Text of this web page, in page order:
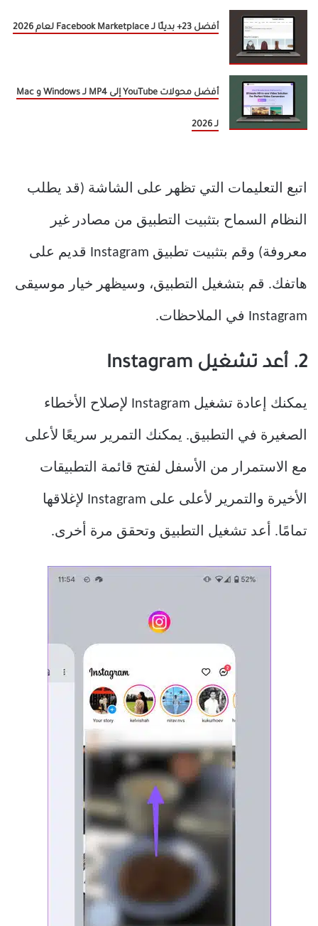
أفضل 23+ بديلًا لـ Facebook Marketplace لعام 2026
أفضل محولات YouTube إلى MP4 لـ Windows و Mac
لـ 2026
اتبع التعليمات التي تظهر على الشاشة (قد يطلب
النظام السماح بتثبيت التطبيق من مصادر غير
معروفة) وقم بتثبيت تطبيق Instagram قديم على
هاتفك. قم بتشغيل التطبيق، وسيظهر خيار موسيقى
Instagram في الملاحظات.
2. أعد تشغيل Instagram
يمكنك إعادة تشغيل Instagram لإصلاح الأخطاء
الصغيرة في التطبيق. يمكنك التمرير سريعًا لأعلى
مع الاستمرار من الأسفل لفتح قائمة التطبيقات
الأخيرة والتمرير لأعلى على Instagram لإغلاقها
تمامًا. أعد تشغيل التطبيق وتحقق مرة أخرى.